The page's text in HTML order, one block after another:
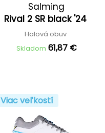
Salming
Rival 2 SR black '24
Halová obuv
Skladom 61,87 €
Viac veľkostí